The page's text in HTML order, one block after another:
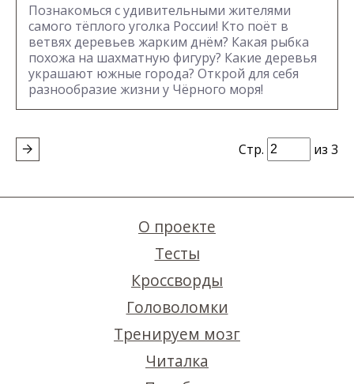
Познакомься с удивительными жителями
самого тёплого уголка России! Кто поёт в
ветвях деревьев жарким днём? Какая рыбка
похожа на шахматную фигуру? Какие деревья
украшают южные города? Открой для себя
разнообразие жизни у Чёрного моря!
Стр. из 3
О проекте
Тесты
Кроссворды
Головоломки
Тренируем мозг
Читалка